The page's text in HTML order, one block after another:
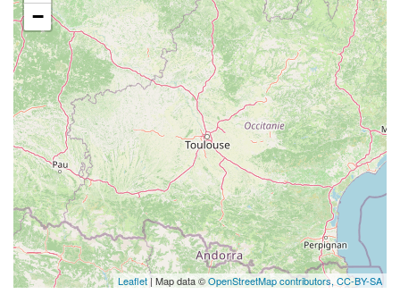
−
Leaflet| Map data ©OpenStreetMap contributors, CC-BY-SA